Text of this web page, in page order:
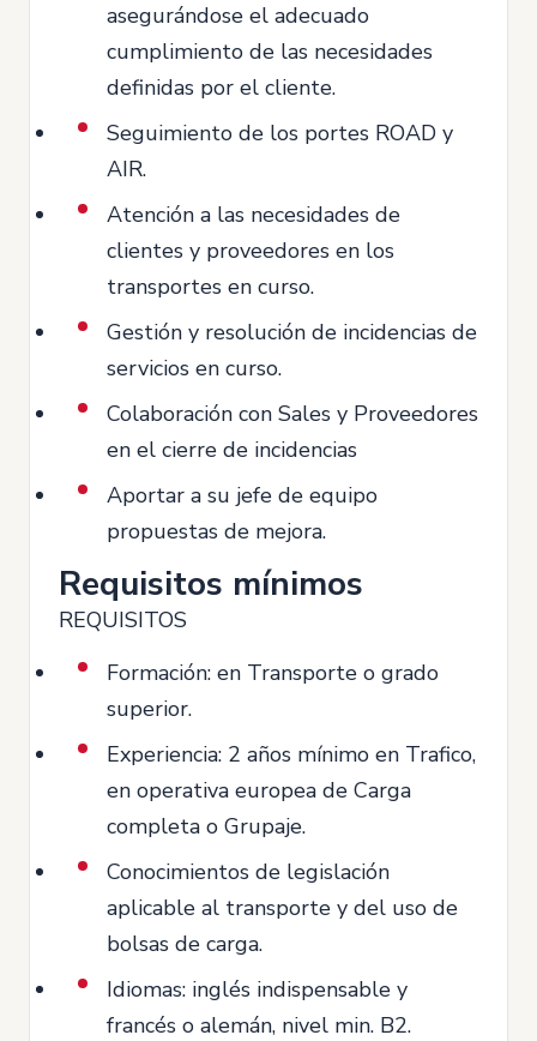
asegurándose el adecuado
cumplimiento de las necesidades
definidas por el cliente.
Seguimiento de los portes ROAD y
AIR.
Atención a las necesidades de
clientes y proveedores en los
transportes en curso.
Gestión y resolución de incidencias de
servicios en curso.
Colaboración con Sales y Proveedores
en el cierre de incidencias
Aportar a su jefe de equipo
propuestas de mejora.
Requisitos mínimos
REQUISITOS
Formación: en Transporte o grado
superior.
Experiencia: 2 años mínimo en Trafico,
en operativa europea de Carga
completa o Grupaje.
Conocimientos de legislación
aplicable al transporte y del uso de
bolsas de carga.
Idiomas: inglés indispensable y
francés o alemán, nivel min. B2.